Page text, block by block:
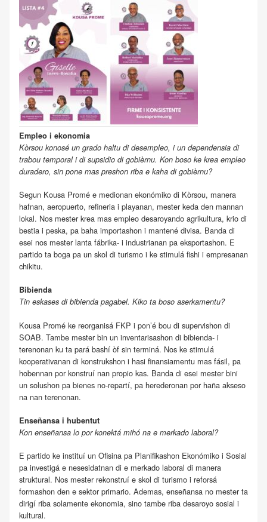
Empleo i ekonomia
Kòrsou konosé un grado haltu di desempleo, i un dependensia di
trabou temporal i di supsidio di gobièrnu. Kon boso ke krea empleo
duradero, sin pone mas preshon riba e kaha di gobièrnu?
Segun Kousa Promé e medionan ekonómiko di Kòrsou, manera
hafnan, aeropuerto, refineria i playanan, mester keda den mannan
lokal. Nos mester krea mas empleo desaroyando agrikultura, krio di
bestia i peska, pa baha importashon i mantené divisa. Banda di
esei nos mester lanta fábrika- i industrianan pa eksportashon. E
partido ta boga pa un skol di turismo i ke stimulá fishi i empresanan
chikitu.
Bibienda
Tin eskases di bibienda pagabel. Kiko ta boso aserkamentu?
Kousa Promé ke reorganisá FKP i pon’é bou di supervishon di
SOAB. Tambe mester bin un inventarisashon di bibienda- i
terenonan ku ta pará bashí òf sin terminá. Nos ke stimulá
kooperativanan di konstrukshon i hasi finansiamentu mas fásil, pa
hobennan por konstruí nan propio kas. Banda di esei mester bini
un solushon pa bienes no-repartí, pa herederonan por haña akseso
na nan terenonan.
Enseñansa i hubentut
Kon enseñansa lo por konektá mihó na e merkado laboral?
E partido ke instituí un Ofisina pa Planifikashon Ekonómiko i Sosial
pa investigá e nesesidatnan di e merkado laboral di manera
struktural. Nos mester rekonstruí e skol di turismo i reforsá
formashon den e sektor primario. Ademas, enseñansa no mester ta
dirigí riba solamente ekonomia, sino tambe riba desaroyo sosial i
kultural.